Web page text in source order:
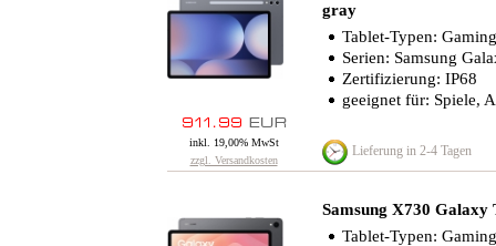
gray
Tablet-Typen:
Serien: Samsung
Zertifizierung: IP68
geeignet für: Spiele,
inkl. 19,00% MwSt
zzgl. Versandkosten
Lieferung in 2-4 Tagen
Samsung X730
Tablet-Typen: